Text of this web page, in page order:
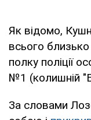
Як відомо,
всього
полку поліції
№1 (колишній
За словами